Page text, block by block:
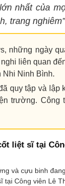
nhất của
trang nghiêm”
những ngày
liên quan
Nhi Ninh Bình.
quy tập và lập
trường. Công
liệt sĩ tại
và cựu binh
tại Công viên Lê